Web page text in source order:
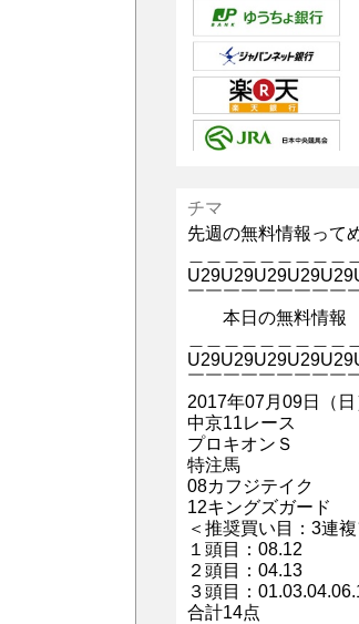
チマ
先週の無料情報って
￣￣￣￣￣￣￣￣￣
本日の無料情
￣￣￣￣￣￣￣￣￣
2017年07月09日（日
中京11レース
プロキオンＳ
特注馬
08カフジテイク
12キングズガード
＜推奨買い目：3連
１頭目：08.12
２頭目：04.13
３頭目：
合計14点